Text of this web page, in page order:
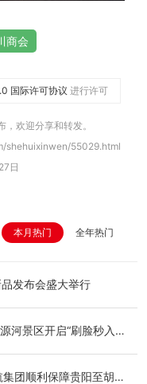
商会
国际许可协议 进行许可
，欢迎分享和转发。
shehuixinwen/55029.html
日
本月热门 全年热门
品发布会盛大举行
河景区开启“刷脸秒入
团顺利保障贵阳至胡